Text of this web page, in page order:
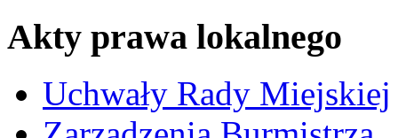
Akty prawa lokalnego
Uchwały Rady Miejskiej